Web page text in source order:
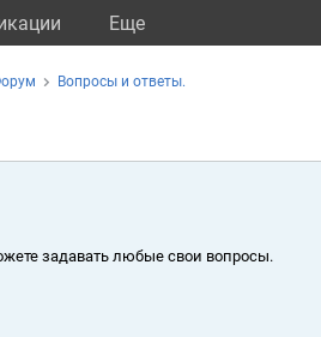
Eще
Вопросы и ответы.
задавать любые свои вопросы.